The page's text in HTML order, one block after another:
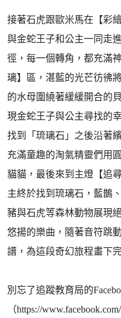
接著石虎跟歐米馬在【彩
與金蛇王子和公主一同走
徑，每一個轉角，都充滿
璃】區，湛藍的光芒彷彿
的水母圍繞著緩緩開合的
現金蛇王子與公主尋找的
找到「琉璃石」之後沿著
充滿童趣的淘氣精靈們用
貓貓，最後來到主燈【追
主終於找到琉璃石，藍鵲
豬與石虎等森林動物展現
悠揚的樂曲，隨著音符跳
譜，為這段奇幻旅程畫下
別忘了追蹤教育局的
（https://